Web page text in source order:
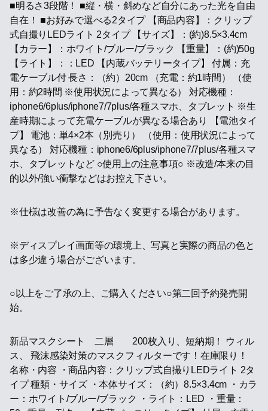
■明るさ3段階！ ■縦・横・斜めなど自分にあった光を自由
自在！ ■お好みで選べる2タイプ 【商品内容】：クリップ
式自撮りLEDライト 2タイプ 【サイズ】：(約)8.5×3.4cm
【カラー】：ホワイト/ブルー/ブラック 【重量】：(約)50g
【ライト】：：LED 【内蔵バッテリータイプ】 付属：充
電ケーブル付 長さ：（約）20cm （充電：約1時間） （使
用：約2時間 ※使用状況によって異なる） 対応機種：
iphone6/6plus/iphone7/7plus/各種スマホ、タブレット ※生
産時期によって充電ケーブルが異なる場合あり 【電池タイ
プ】 電池：単4×2本（別売り） （使用：使用状況によって
異なる） 対応機種：iphone6/6plus/iphone7/7plus/各種スマ
ホ、タブレットなど ○使用上の注意事項○ ※改造/本来の目
的以外/強い衝撃などはお控え下さい。
※仕様は改善の為に予告なく変更する場合があります。
※ディスプレイ画面等の環境上、写真と実際の商品の色と
は多少違う場合がございます。
○以上をご了承の上、ご購入ください○第二回予約発売開
始。
新品マスクシート 二層 200枚入り、短納期！ ウィル
ス、 飛沫感染対策のマスクフィルターです！在庫限り！
名称・内容 ・商品内容：クリップ式自撮りLEDライト 2タ
イプ 種類・サイズ ・本体サイズ：（約）8.5×3.4cm ・カラ
ー：ホワイト/ブルー/ブラック ・ライト：LED ・重量：